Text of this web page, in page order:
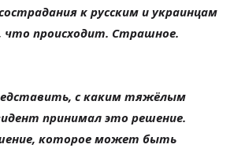
к русским и украинцам
что происходит. Страшное.
с каким тяжёлым
принимал это решение.
которое может быть